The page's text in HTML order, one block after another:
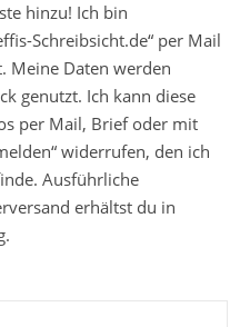
hinzu! Ich bin
Schreibsicht.de“ per Mail
Meine Daten werden
genutzt. Ich kann diese
per Mail, Brief oder mit
widerrufen, den ich
Ausführliche
erhältst du in